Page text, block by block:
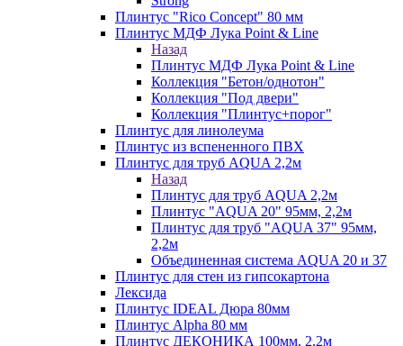
Плинтус "Rico Concept" 80 мм
Плинтус МДФ Лука Point & Line
Назад
Плинтус МДФ Лука Point & Line
Коллекция "Бетон/однотон"
Коллекция "Под двери"
Коллекция "Плинтус+порог"
Плинтус для линолеума
Плинтус из вспененного ПВХ
Плинтус для труб AQUA 2,2м
Назад
Плинтус для труб AQUA 2,2м
Плинтус "AQUA 20" 95мм, 2,2м
Плинтус для труб "AQUA 37" 95мм,
2,2м
Объединенная система AQUA 20 и 37
Плинтус для стен из гипсокартона
Лексида
Плинтус IDEAL Дюра 80мм
Плинтус Alpha 80 мм
Плинтус ДЕКОНИКА 100мм, 2,2м